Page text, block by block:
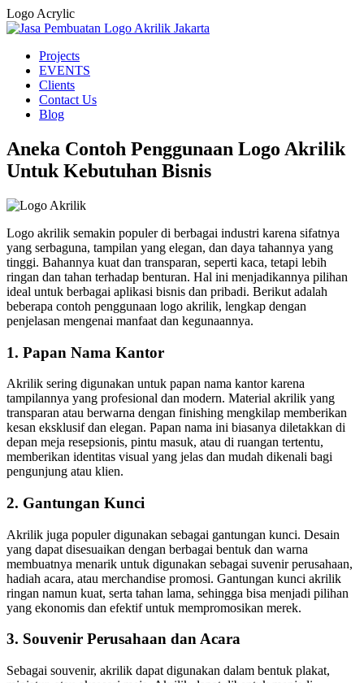
Logo Acrylic
Projects
EVENTS
Clients
Contact Us
Blog
Aneka Contoh Penggunaan Logo Akrilik
Untuk Kebutuhan Bisnis
Logo akrilik semakin populer di berbagai industri karena sifatnya
yang serbaguna, tampilan yang elegan, dan daya tahannya yang
tinggi. Bahannya kuat dan transparan, seperti kaca, tetapi lebih
ringan dan tahan terhadap benturan. Hal ini menjadikannya pilihan
ideal untuk berbagai aplikasi bisnis dan pribadi. Berikut adalah
beberapa contoh penggunaan logo akrilik, lengkap dengan
penjelasan mengenai manfaat dan kegunaannya.
1. Papan Nama Kantor
Akrilik sering digunakan untuk papan nama kantor karena
tampilannya yang profesional dan modern. Material akrilik yang
transparan atau berwarna dengan finishing mengkilap memberikan
kesan eksklusif dan elegan. Papan nama ini biasanya diletakkan di
depan meja resepsionis, pintu masuk, atau di ruangan tertentu,
memberikan identitas visual yang jelas dan mudah dikenali bagi
pengunjung atau klien.
2. Gantungan Kunci
Akrilik juga populer digunakan sebagai gantungan kunci. Desain
yang dapat disesuaikan dengan berbagai bentuk dan warna
membuatnya menarik untuk digunakan sebagai suvenir perusahaan,
hadiah acara, atau merchandise promosi. Gantungan kunci akrilik
ringan namun kuat, serta tahan lama, sehingga bisa menjadi pilihan
yang ekonomis dan efektif untuk mempromosikan merek.
3. Souvenir Perusahaan dan Acara
Sebagai souvenir, akrilik dapat digunakan dalam bentuk plakat,